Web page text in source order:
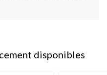
disponibles